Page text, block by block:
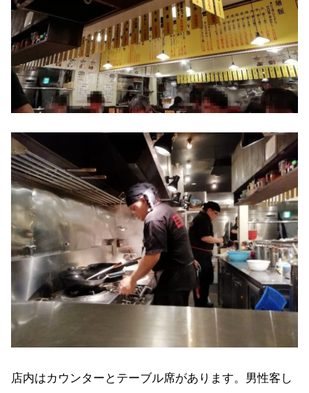
店内はカウンターとテーブル席があります。男性客し